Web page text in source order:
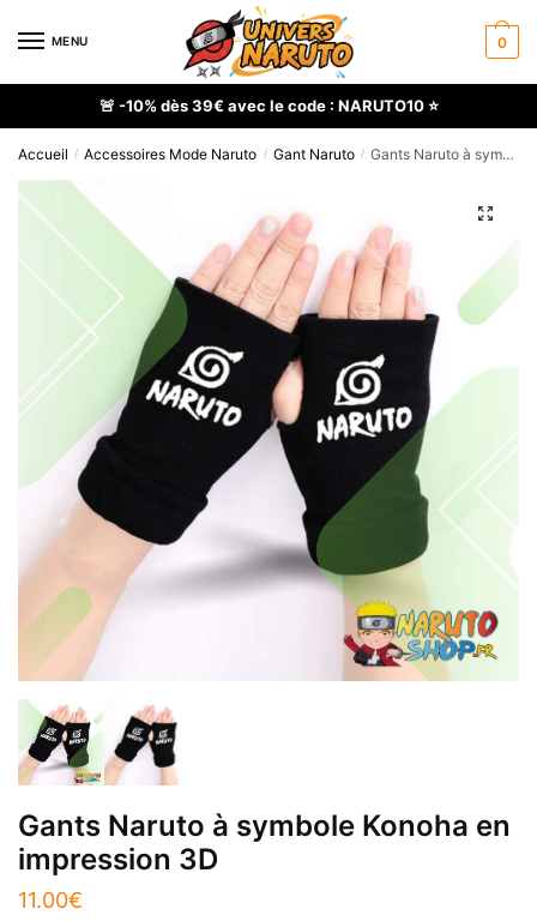
MENU 0
🚨 -10% dès 39€ avec le code : NARUTO10 ⭐
Accueil / Accessoires Mode Naruto / Gant Naruto / Gants Naruto à symbole Konoha en impression 3D
🔍
Gants Naruto à symbole Konoha en
impression 3D
11.00€